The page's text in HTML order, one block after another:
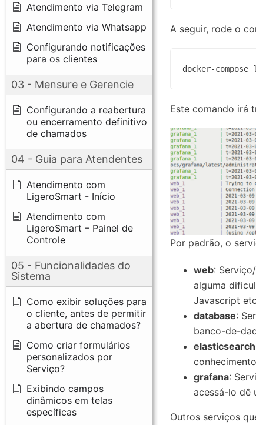
Atendimento via Telegram
Atendimento via Whatsapp
Configurando notificações
para os clientes
03 - Mensure e Gerencie
Configurando a reabertura
ou encerramento definitivo
de chamados
04 - Guia para Atendentes
Atendimento com
LigeroSmart - Início
Atendimento com
LigeroSmart – Painel de
Controle
05 - Funcionalidades do
Sistema
Como exibir soluções para
o cliente, antes de permitir
a abertura de chamados?
Como criar formulários
personalizados por
Serviço?
Exibindo campos
dinâmicos em telas
específicas
A seguir, rode o
docker-
Este comando irá
Por padrão, o
web:
alguma
Javascript
database:
banco-de-
elasticsearch
grafana:
acessá-lo dê
Outros serviços